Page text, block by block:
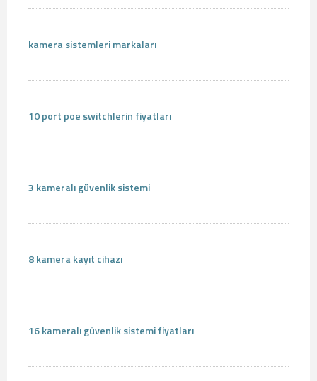
kamera sistemleri markaları
10 port poe switchlerin fiyatları
3 kameralı güvenlik sistemi
8 kamera kayıt cihazı
16 kameralı güvenlik sistemi fiyatları